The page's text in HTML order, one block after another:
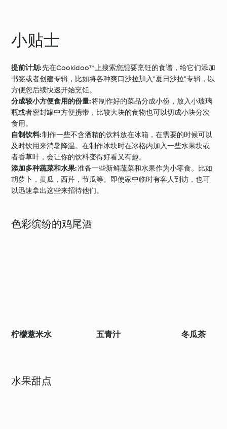
小贴士
提前计划:先在Cookidoo™上搜索您想要烹饪的食谱，给它们添加
书签或者创建专辑，比如将各种爽口沙拉加入“夏日沙拉”专辑，以
方便您后续快速开始烹饪。
分成较小方便食用的份量:将制作好的菜品分成小份，放入小玻璃
瓶或者密封罐中方便携带，比较大块的食物也可以切成小块分次
食用。
自制饮料:制作一些不含酒精的饮料放在冰箱，在需要的时候可以
及时饮用来消暑降温。在制作冰块时在冰格内加入一些水果块或
者香草叶，会让你的饮料变得好看又有趣。
添加多种蔬菜和水果:准备一些新鲜蔬菜和水果作为小零食。比如
胡萝卜，黄瓜，西芹，节瓜等。即使家中临时有客人到访，也可
以迅速拿出这些来招待他们。
色彩缤纷的鸡尾酒
柠檬薏米水 五青汁 冬瓜茶
水果甜点